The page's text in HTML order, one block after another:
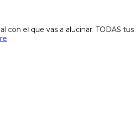
con el que vas a alucinar: TODAS tus